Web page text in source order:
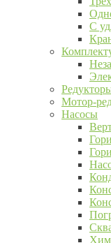
С
Мотор-
Насосы